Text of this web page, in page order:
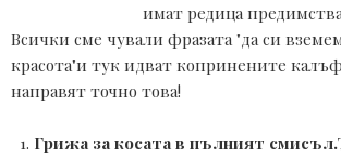
имат редица
Всички сме чували фразата "да си
красота"и тук идват копринените
направят точно това!
Грижа за косата в пълният смисъл.